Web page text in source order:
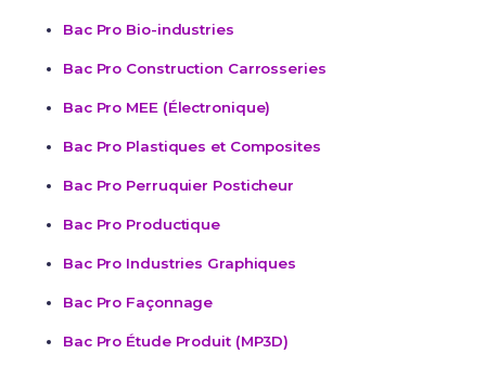
Bac Pro Bio-industries
Bac Pro Construction Carrosseries
Bac Pro MEE (Électronique)
Bac Pro Plastiques et Composites
Bac Pro Perruquier Posticheur
Bac Pro Productique
Bac Pro Industries Graphiques
Bac Pro Façonnage
Bac Pro Étude Produit (MP3D)